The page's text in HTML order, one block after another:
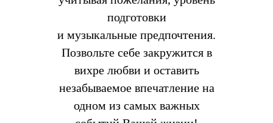
подготовки
и музыкальные предпочтения.
Позвольте себе закружится в
вихре любви и оставить
незабываемое впечатление на
одном из самых важных